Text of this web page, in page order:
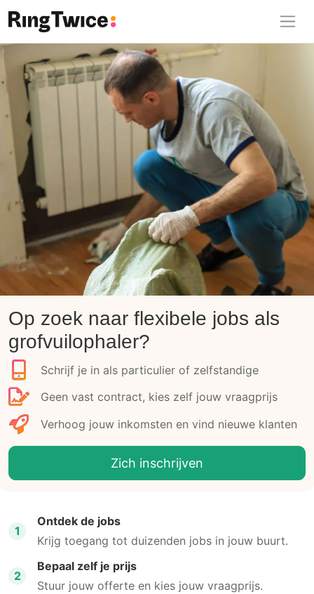
Ring Twice
Op zoek naar flexibele jobs als
grofvuilophaler?
Schrijf je in als particulier of zelfstandige
Geen vast contract, kies zelf jouw vraagprijs
Verhoog jouw inkomsten en vind nieuwe klanten
Zich inschrijven
1
Ontdek de jobs
Krijg toegang tot duizenden jobs in jouw buurt.
2
Bepaal zelf je prijs
Stuur jouw offerte en kies jouw vraagprijs.